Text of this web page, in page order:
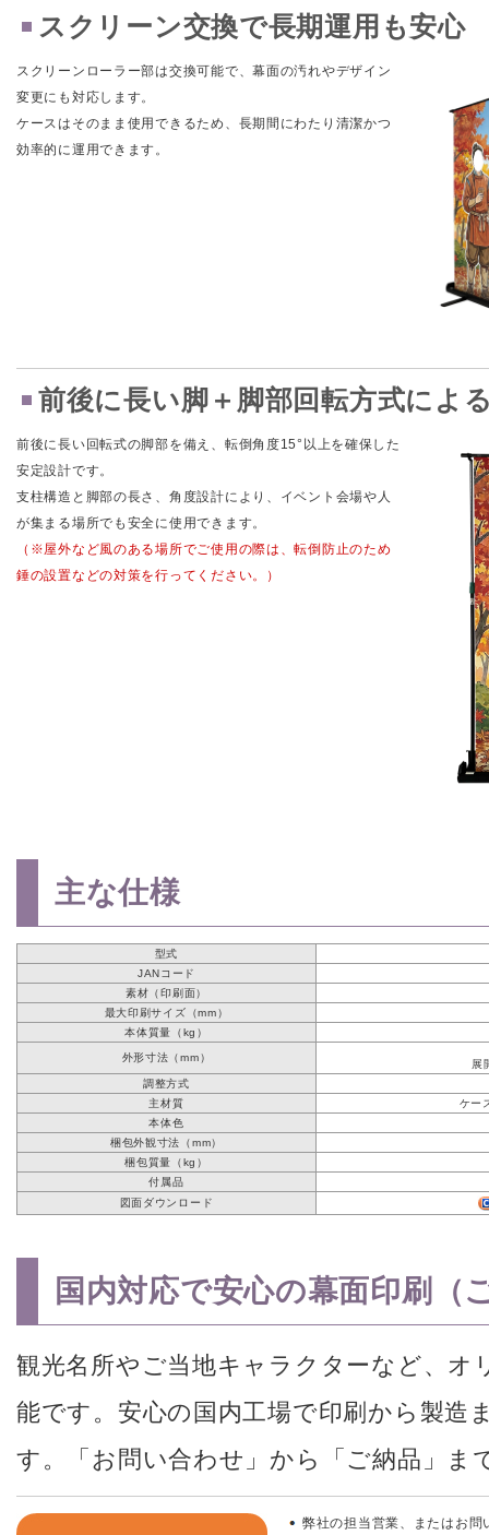
スクリーン交換で長期運用も安心
スクリーンローラー部は交換可能で、幕面の汚れやデザイン
変更にも対応します。
ケースはそのまま使用できるため、長期間にわたり清潔かつ
効率的に運用できます。
前後に長い脚＋脚部回転方式によ
前後に長い回転式の脚部を備え、転倒角度15°以上を確保した
安定設計です。
支柱構造と脚部の長さ、角度設計により、イベント会場や人
が集まる場所でも安全に使用できます。
（※屋外など風のある場所でご使用の際は、転倒防止のため
錘の設置などの対策を行ってください。）
主な仕様
型式
JANコード
素材（印刷面）
最大印刷サイズ（mm）
本体質量（kg）
外形寸法（mm）
展
調整方式
主材質
ケー
本体色
梱包外観寸法（mm）
梱包質量（kg）
付属品
図面ダウンロード
国内対応で安心の幕面印刷（
観光名所やご当地キャラクターなど、オ
能です。安心の国内工場で印刷から製造
す。「お問い合わせ」から「ご納品」ま
弊社の担当営業、またはお